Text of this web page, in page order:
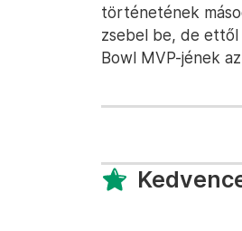
történetének
zsebel be, de ettől
Bowl MVP-jének